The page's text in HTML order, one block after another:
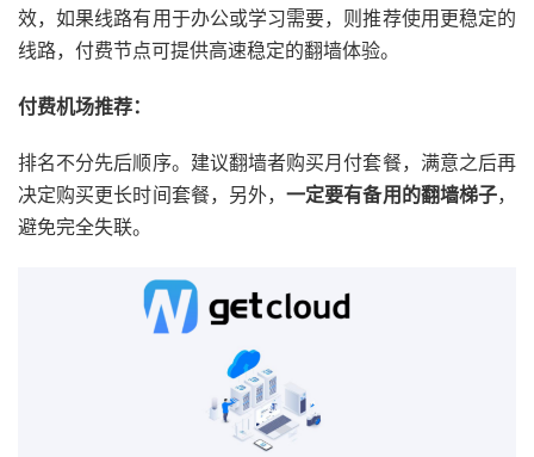
效，如果线路有用于办公或学习需要，则推荐使用更稳定的
线路，付费节点可提供高速稳定的翻墙体验。
付费机场推荐：
排名不分先后顺序。建议翻墙者购买月付套餐，满意之后再
决定购买更长时间套餐，另外，一定要有备用的翻墙梯子，
避免完全失联。